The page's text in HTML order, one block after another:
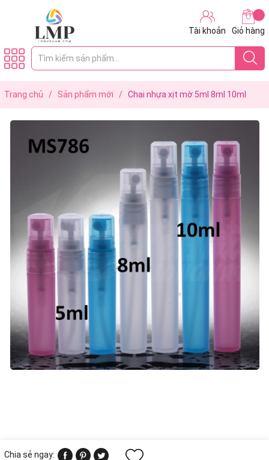
Tài khoản Giỏ hàng
Trang chủ / Sản phẩm mới / Chai nhựa xịt mờ 5ml 8ml 10ml
Chia sẻ ngay: